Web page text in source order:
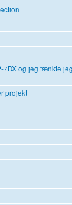
7DX og jeg tænkte
projekt